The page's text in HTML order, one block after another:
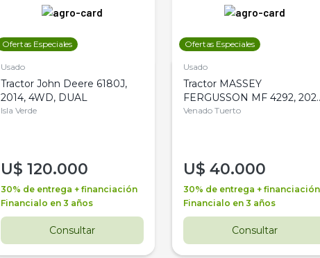
Ofertas Especiales
Usado
Tractor John Deere 6180J,
2014, 4WD, DUAL
Isla Verde
U$ 120.000
30% de entrega + financiación
Financialo en 3 años
Consultar
Ofertas Especiales
Usado
Tractor MASSEY
FERGUSSON MF 4292,
4WD, PATON
Venado Tuerto
U$ 40.000
30% de entrega + financiación
Financialo en 3 años
Consultar